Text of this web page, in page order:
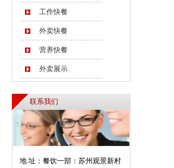
工作快餐
外卖快餐
营养快餐
外卖展示
联系我们
地 址：餐饮一部：苏州观景新村